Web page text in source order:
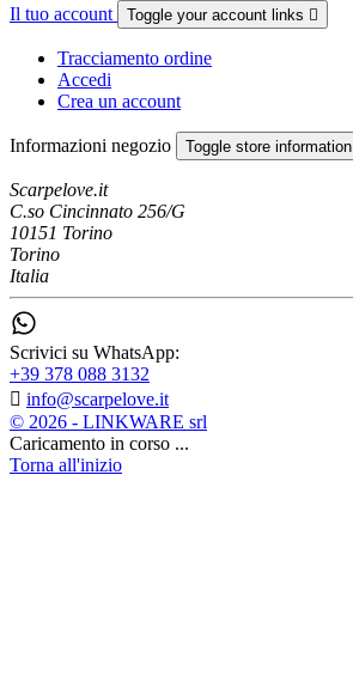
Il tuo account Toggle your account links 
Tracciamento ordine
Accedi
Crea un account
Informazioni negozio Toggle store information
Scarpelove.it
C.so Cincinnato 256/G
10151 Torino
Torino
Italia
Scrivici su WhatsApp:
+39 378 088 3132
 info@scarpelove.it
© 2026 - LINKWARE srl
Caricamento in corso ...
Torna all'inizio